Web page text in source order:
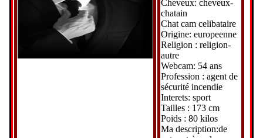
Cheveux: cheveux-
chatain
Chat cam celibataire
Origine: europeenne
Religion : religion-
autre
Webcam: 54 ans
Profession : agent de
sécurité incendie
Interets: sport
Tailles : 173 cm
Poids : 80 kilos
Ma description:de